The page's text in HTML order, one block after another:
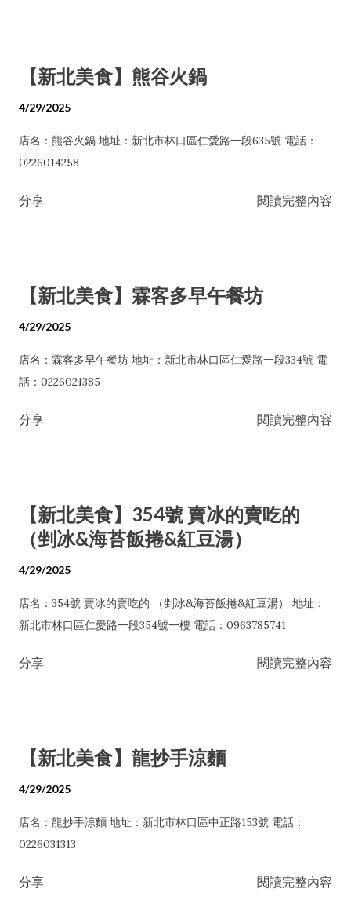
【新北美食】熊谷火鍋
4/29/2025
店名：熊谷火鍋 地址：新北市林口區仁愛路一段635號 電話：
0226014258
分享 閱讀完整內容
【新北美食】霖客多早午餐坊
4/29/2025
店名：霖客多早午餐坊 地址：新北市林口區仁愛路一段334號 電
話：0226021385
分享 閱讀完整內容
【新北美食】354號 賣冰的賣吃的
（剉冰&海苔飯捲&紅豆湯）
4/29/2025
店名：354號 賣冰的賣吃的 （剉冰&海苔飯捲&紅豆湯） 地址：
新北市林口區仁愛路一段354號一樓 電話：0963785741
分享 閱讀完整內容
【新北美食】龍抄手涼麵
4/29/2025
店名：龍抄手涼麵 地址：新北市林口區中正路153號 電話：
0226031313
分享 閱讀完整內容